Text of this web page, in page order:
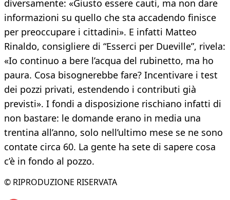
diversamente: «Giusto essere cauti, ma non dare
informazioni su quello che sta accadendo finisce
per preoccupare i cittadini». E infatti Matteo
Rinaldo, consigliere di “Esserci per Dueville”, rivela:
«Io continuo a bere l’acqua del rubinetto, ma ho
paura. Cosa bisognerebbe fare? Incentivare i test
dei pozzi privati, estendendo i contributi già
previsti». I fondi a disposizione rischiano infatti di
non bastare: le domande erano in media una
trentina all’anno, solo nell’ultimo mese se ne sono
contate circa 60. La gente ha sete di sapere cosa
c’è in fondo al pozzo.
© RIPRODUZIONE RISERVATA